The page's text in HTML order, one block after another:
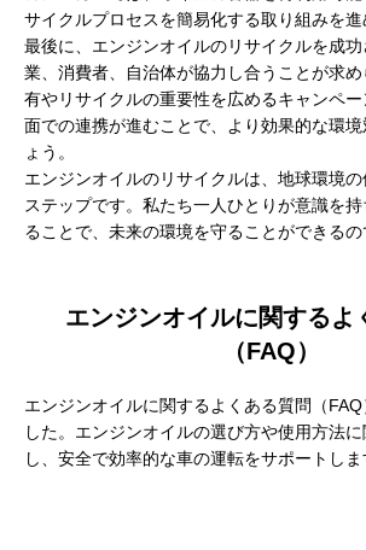
サイクルプロセスを簡易化する取り組みを進
最後に、エンジンオイルのリサイクルを成
業、消費者、自治体が協力し合うことが求
有やリサイクルの重要性を広めるキャンペ
面での連携が進むことで、より効果的な環
ょう。
エンジンオイルのリサイクルは、地球環境
ステップです。私たち一人ひとりが意識を
ることで、未来の環境を守ることができるの
エンジンオイルに関するよ
（FAQ）
エンジンオイルに関するよくある質問（
した。エンジンオイルの選び方や使用方法
し、安全で効率的な車の運転をサポートしま